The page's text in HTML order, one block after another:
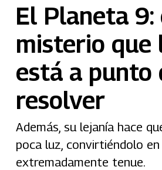
El Planeta 9:
misterio que
está a punto
resolver
Además, su lejanía hace
poca luz, convirtiéndolo
extremadamente tenue.